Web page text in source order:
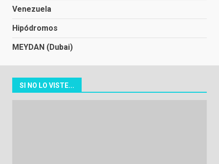
Venezuela
Hipódromos
MEYDAN (Dubai)
SI NO LO VISTE...